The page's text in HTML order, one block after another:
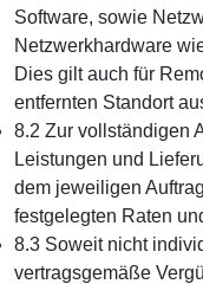
Software, sowie
Netzwerkhardware
Dies gilt auch für
entfernten Standort
8.2 Zur vollständigen
Leistungen und
dem jeweiligen
festgelegten Raten
8.3 Soweit nicht
vertragsgemäße